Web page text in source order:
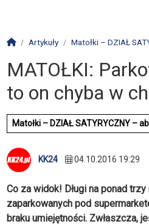
Strona główna
Artykuły Matołki – DZIAŁ
MATOŁKI:
to on chyba w
Matołki – DZIAŁ SATYRYCZNY –
KK24 04.10.2016 19:29
Co za widok! Długi na ponad
zaparkowanych pod
braku umiejętności. Zwłaszcza,